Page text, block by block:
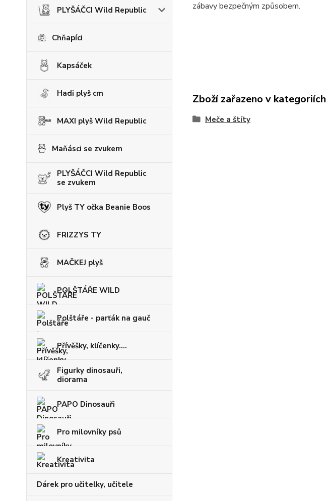
PLYŠÁČCI Wild Republic
Chňapíci
Kapsáček
Hadi plyš cm
MAXI plyš Wild Republic
Maňásci se zvukem
PLYŠÁČCI Wild Republic
se zvukem
Plyš TY očka Beanie Boos
FRIZZYS TY
MAČKEJ plyš
POLŠTÁŘE WILD
Polštáře - parťák na gauč
Přívěšky, klíčenky....
Figurky dinosauři,
diorama
PAPO Dinosauři
Pro milovníky psů
Kreativita
Dárek pro učitelky, učitele
zábavy bezpečným způsobem.
Zboží zařazeno v kategoriích
Meče a štíty